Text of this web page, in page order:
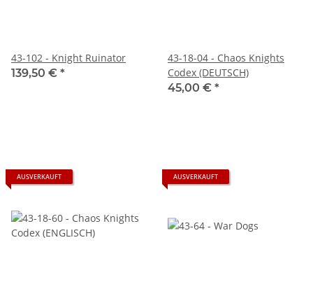
43-102 - Knight Ruinator
139,50 € *
43-18-04 - Chaos Knights
Codex (DEUTSCH)
45,00 € *
AUSVERKAUFT AUSVERKAUFT